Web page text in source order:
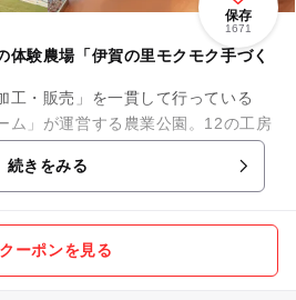
保存
1671
体験農場「伊賀の里モクモク手づく
工・販売」を一貫して行っている
ム」が運営する農業公園。12の工房
ン・カフェ、3か所の体験教室があ
だ...
続きをみる
クーポンを見る